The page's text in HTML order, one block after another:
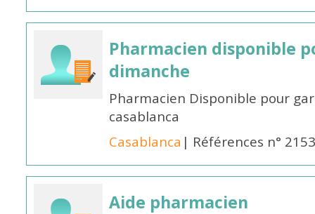
Pharmacien disponible
dimanche
Pharmacien Disponible pour
casablanca
Casablanca | Références n°
Aide pharmacien